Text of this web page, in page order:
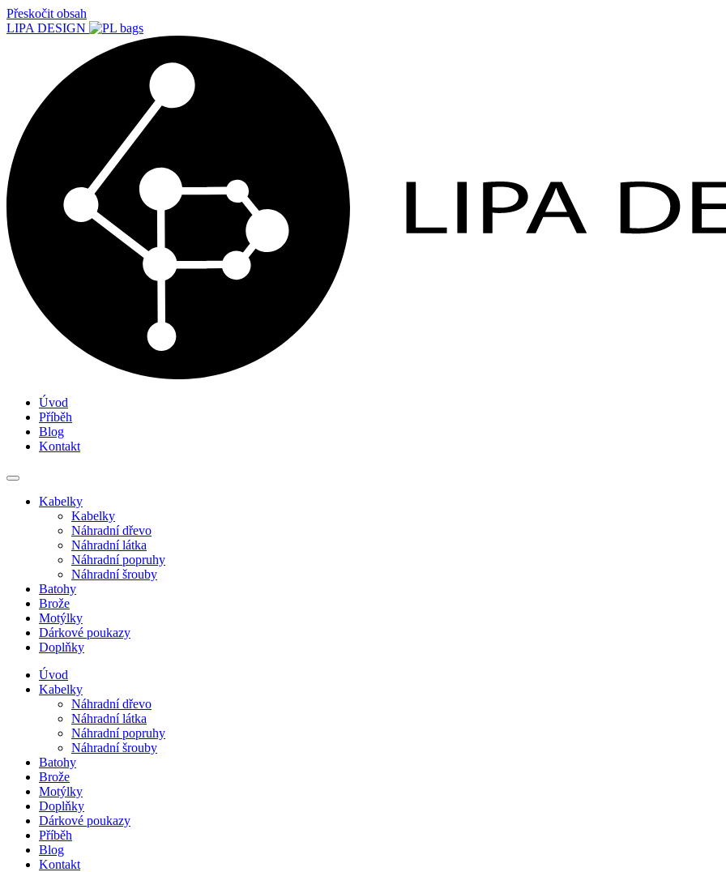
Přeskočit obsah
LIPA DESIGN
Úvod
Příběh
Blog
Kontakt
Kabelky
Kabelky
Náhradní dřevo
Náhradní látka
Náhradní popruhy
Náhradní šrouby
Batohy
Brože
Motýlky
Dárkové poukazy
Doplňky
Úvod
Kabelky
Náhradní dřevo
Náhradní látka
Náhradní popruhy
Náhradní šrouby
Batohy
Brože
Motýlky
Doplňky
Dárkové poukazy
Příběh
Blog
Kontakt